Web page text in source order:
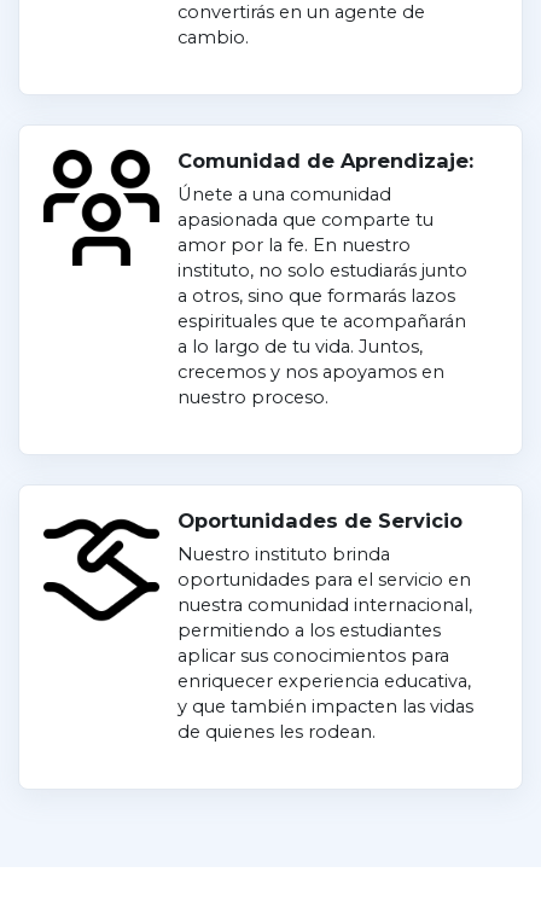
convertirás en un agente de
cambio.
Comunidad de Aprendizaje:
Únete a una comunidad
apasionada que comparte tu
amor por la fe. En nuestro
instituto, no solo estudiarás junto
a otros, sino que formarás lazos
espirituales que te acompañarán
a lo largo de tu vida. Juntos,
crecemos y nos apoyamos en
nuestro proceso.
Oportunidades de Servicio
Nuestro instituto brinda
oportunidades para el servicio en
nuestra comunidad internacional,
permitiendo a los estudiantes
aplicar sus conocimientos para
enriquecer experiencia educativa,
y que también impacten las vidas
de quienes les rodean.